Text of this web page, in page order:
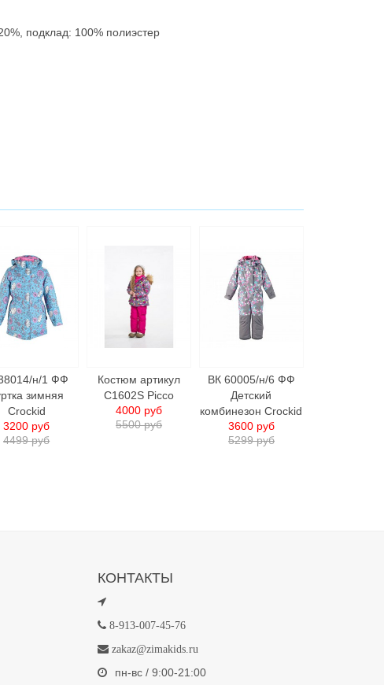
подклад: 100% полиэстер
н/1 ФФ
зимняя
Crockid
4499 руб
3200 руб
Костюм артикул
C1602S Picco
5500 руб
4000 руб
ВК 60005/н/6 ФФ
Детский
комбинезон Crockid
5299 руб
3600 руб
КОНТАКТЫ
8-913-007-45-76
zakaz@zimakids.ru
пн-вс / 9:00-21:00